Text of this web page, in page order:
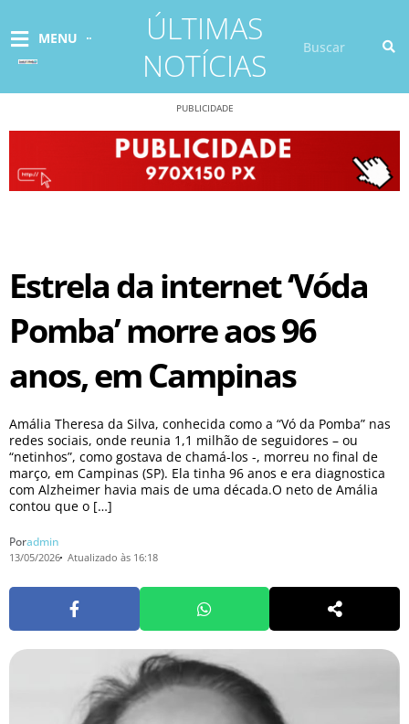
conteúdo
MENU
ÚLTIMAS
NOTÍCIAS
PUBLICIDADE
Estrela da internet ‘Vóda
Pomba’ morre aos 96
anos, em Campinas
Amália Theresa da Silva, conhecida como a “Vó da Pomba” nas
redes sociais, onde reunia 1,1 milhão de seguidores – ou
“netinhos”, como gostava de chamá-los -, morreu no final de
março, em Campinas (SP). Ela tinha 96 anos e era diagnostica
com Alzheimer havia mais de uma década.O neto de Amália
contou que o […]
Poradmin
13/05/2026 Atualizado às 16:18